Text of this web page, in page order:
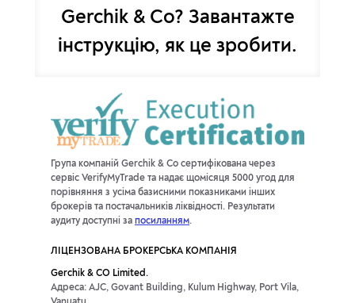
Gerchik & Co? Завантажте
інструкцію, як це зробити.
Група компаній Gerchik & Co сертифікована через
сервіс VerifyMyTrade та надає щомісяця 5000 угод для
порівняння з усіма базисними показниками інших
брокерів та постачальників ліквідності. Результати
аудиту доступні за посиланням.
ЛІЦЕНЗОВАНА БРОКЕРСЬКА КОМПАНІЯ
Gerchik & CO Limited.
Адреса: AJC, Govant Building, Kulum Highway, Port Vila,